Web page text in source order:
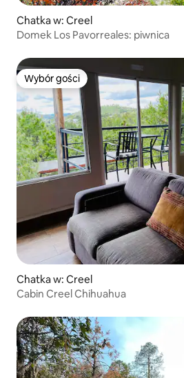
Chatka w: Creel
Domek Los Pavorreales: piwnica
Wybór gości
Wybór gości
Chatka w: Creel
Cabin Creel Chihuahua